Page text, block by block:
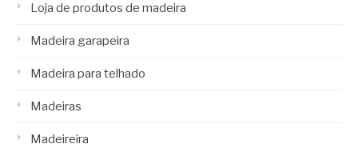
Loja de produtos de madeira
Madeira garapeira
Madeira para telhado
Madeiras
Madeireira